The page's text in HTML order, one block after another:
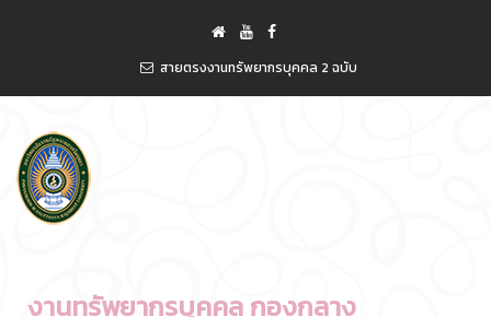
สายตรงงานทรัพยากรบุคคล 2 ฉบับ
งานทรัพยากรบุคคล กองกลาง